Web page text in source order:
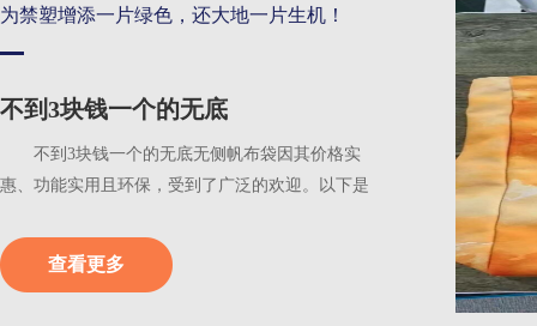
为禁塑增添一片绿色，还大地一片生机！
不到3块钱一个的无底
不到3块钱一个的无底无侧帆布袋因其价格实
惠、功能实用且环保，受到了广泛的欢迎。以下是
查看更多